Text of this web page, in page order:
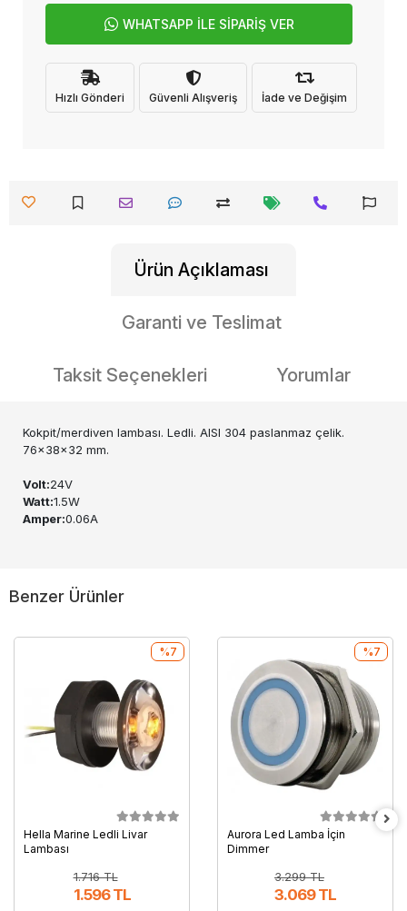
WHATSAPP İLE SİPARİŞ VER
Hızlı Gönderi Güvenli Alışveriş İade ve Değişim
Ürün Açıklaması
Garanti ve Teslimat
Taksit Seçenekleri Yorumlar
Kokpit/merdiven lambası. Ledli. AISI 304 paslanmaz çelik.
76x38x32 mm.
Volt:24V
Watt:1.5W
Amper:0.06A
Benzer Ürünler
Hella Marine Ledli Livar
Lambası
1.716 TL
1.596 TL
%7
Aurora Led Lamba İçin
Dimmer
3.299 TL
3.069 TL
%7